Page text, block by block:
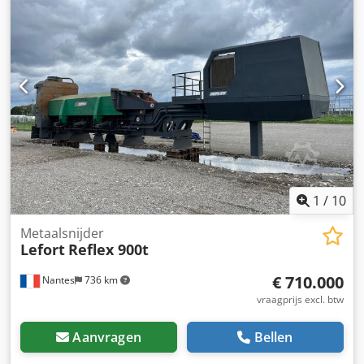
1 / 10
Nantes 736 km
Metaalsnijder
Lefort Reflex 900t
€ 710.000
vraagprijs excl. btw
Aanvragen Bellen